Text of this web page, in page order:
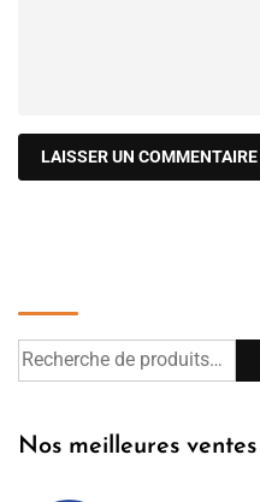
Nos meilleures ventes